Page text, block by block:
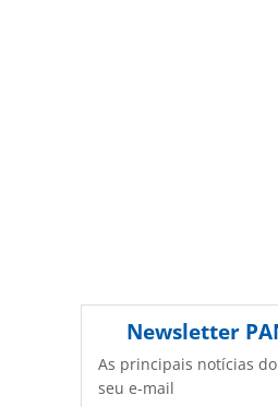
Newsletter
As principais notícias
seu e-mail